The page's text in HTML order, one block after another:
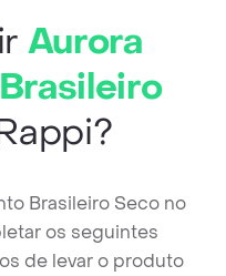
Aurora
Brasileiro Seco no
os seguintes
de levar o produto